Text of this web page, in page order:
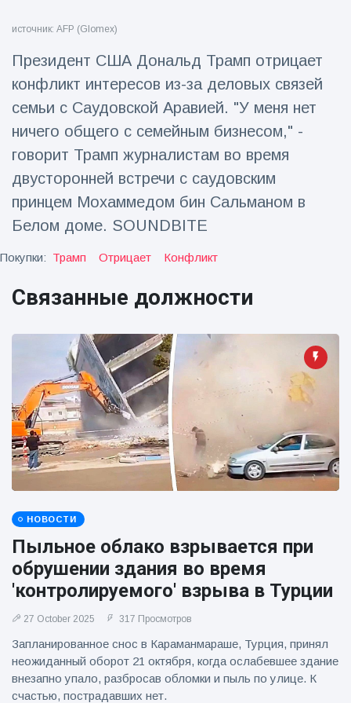
Путешествия и приключения
Последние новости
'Побег'
фокусника из
наручников
вызвал смех у
аудитории
16 July
192
Консерваторы
отмечают
первого
зоопарке
за 14 лет
Просмотров
Мужчина из
после запуска
фейерверков из
движущейся
машины
16 July
162
Просмотров
источник: AFP (Glomex)
Президент США Дональд Трамп отрицает
конфликт интересов из-за деловых связей
семьи с Саудовской Аравией. "У меня нет
ничего общего с семейным бизнесом," -
говорит Трамп журналистам во время
двусторонней встречи с саудовским
принцем Мохаммедом бин Сальманом в
Белом доме. SOUNDBITE
Покупки: Трамп Отрицает Конфликт
Связанные должности
НОВОСТИ
Пыльное облако взрывается при
обрушении здания во время
'контролируемого' взрыва в Турции
27 October 2025 317 Просмотров
Запланированное снос в Караманмараше, Турция, принял
неожиданный оборот 21 октября, когда ослабевшее здание
внезапно упало, разбросав обломки и пыль по улице. К
счастью, пострадавших нет.